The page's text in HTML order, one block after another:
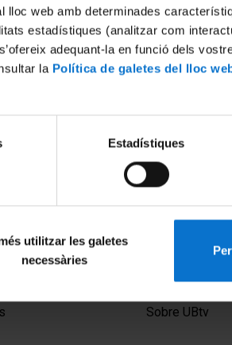
web amb determinades
estadístiques (analitzar com
adequant-la en funció dels
la Política de galetes del lloc
Estadístiques
utilitzar les galetes
necessàries
Saló de l'Ensenyament 2013.
18 abril, 2013
PEU 2
Sobre UBtv